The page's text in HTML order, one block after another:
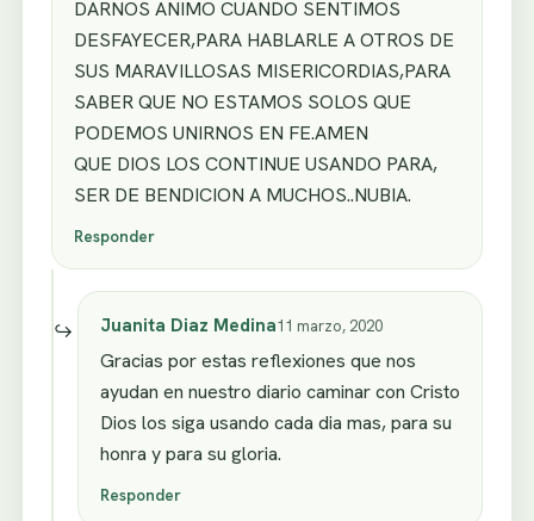
DARNOS ANIMO CUANDO SENTIMOS
DESFAYECER,PARA HABLARLE A OTROS DE
SUS MARAVILLOSAS MISERICORDIAS,PARA
SABER QUE NO ESTAMOS SOLOS QUE
PODEMOS UNIRNOS EN FE.AMEN
QUE DIOS LOS CONTINUE USANDO PARA,
SER DE BENDICION A MUCHOS..NUBIA.
Responder
Juanita Diaz Medina11 marzo, 2020
Gracias por estas reflexiones que nos
ayudan en nuestro diario caminar con Cristo
Dios los siga usando cada dia mas, para su
honra y para su gloria.
Responder